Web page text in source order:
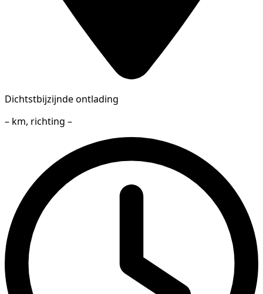
Dichtstbijzijnde ontlading
– km, richting –